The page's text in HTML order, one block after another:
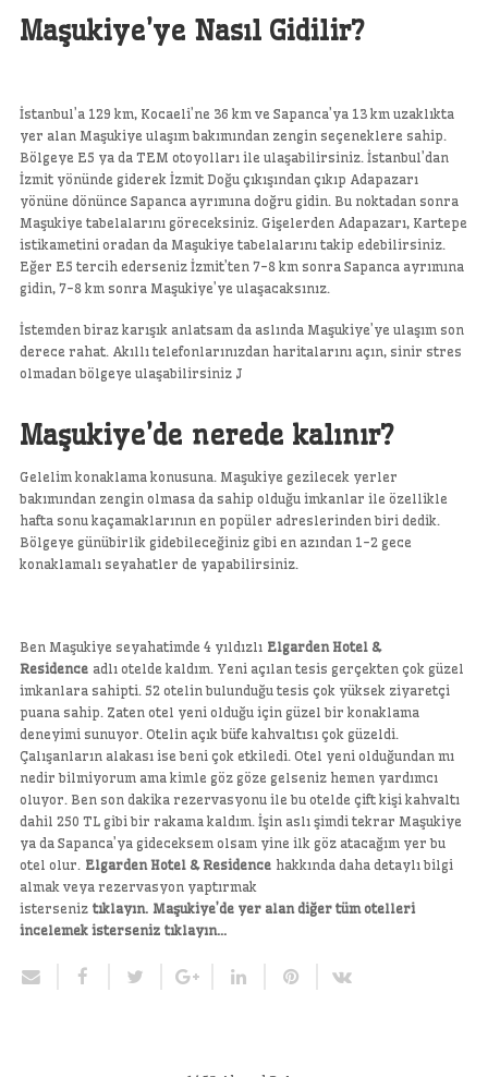
Maşukiye’ye Nasıl Gidilir?
İstanbul’a 129 km, Kocaeli’ne 36 km ve Sapanca’ya 13 km uzaklıkta
yer alan Maşukiye ulaşım bakımından zengin seçeneklere sahip.
Bölgeye E5 ya da TEM otoyolları ile ulaşabilirsiniz. İstanbul’dan
İzmit yönünde giderek İzmit Doğu çıkışından çıkıp Adapazarı
yönüne dönünce Sapanca ayrımına doğru gidin. Bu noktadan sonra
Maşukiye tabelalarını göreceksiniz. Gişelerden Adapazarı, Kartepe
istikametini oradan da Maşukiye tabelalarını takip edebilirsiniz.
Eğer E5 tercih ederseniz İzmit’ten 7-8 km sonra Sapanca ayrımına
gidin, 7-8 km sonra Maşukiye’ye ulaşacaksınız.
İstemden biraz karışık anlatsam da aslında Maşukiye’ye ulaşım son
derece rahat. Akıllı telefonlarınızdan haritalarını açın, sinir stres
olmadan bölgeye ulaşabilirsiniz J
Maşukiye’de nerede kalınır?
Gelelim konaklama konusuna. Maşukiye gezilecek yerler
bakımından zengin olmasa da sahip olduğu imkanlar ile özellikle
hafta sonu kaçamaklarının en popüler adreslerinden biri dedik.
Bölgeye günübirlik gidebileceğiniz gibi en azından 1-2 gece
konaklamalı seyahatler de yapabilirsiniz.
Ben Maşukiye seyahatimde 4 yıldızlı Elgarden Hotel &
Residence adlı otelde kaldım. Yeni açılan tesis gerçekten çok güzel
imkanlara sahipti. 52 otelin bulunduğu tesis çok yüksek ziyaretçi
puana sahip. Zaten otel yeni olduğu için güzel bir konaklama
deneyimi sunuyor. Otelin açık büfe kahvaltısı çok güzeldi.
Çalışanların alakası ise beni çok etkiledi. Otel yeni olduğundan mı
nedir bilmiyorum ama kimle göz göze gelseniz hemen yardımcı
oluyor. Ben son dakika rezervasyonu ile bu otelde çift kişi kahvaltı
dahil 250 TL gibi bir rakama kaldım. İşin aslı şimdi tekrar Maşukiye
ya da Sapanca’ya gideceksem olsam yine ilk göz atacağım yer bu
otel olur. Elgarden Hotel & Residence hakkında daha detaylı bilgi
almak veya rezervasyon yaptırmak
isterseniz tıklayın. Maşukiye’de yer alan diğer tüm otelleri
incelemek isterseniz tıklayın…